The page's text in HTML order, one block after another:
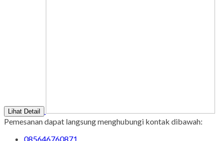
Lihat Detail
Pemesanan dapat langsung menghubungi kontak dibawah:
085646760871